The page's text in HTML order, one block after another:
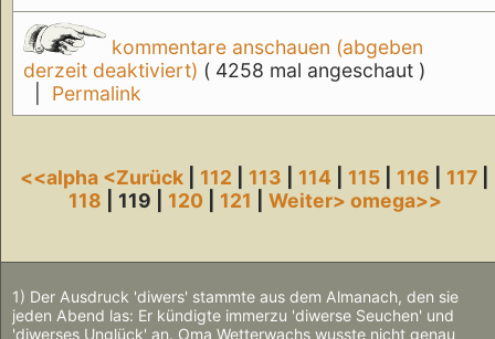
kommentare anschauen (abgeben
derzeit deaktiviert) ( 4258 mal angeschaut )
Permalink
<<alpha <Zurück 112 113 114 115 116 117
118 | 119 | 120| 121 Weiter> omega>>
1) Der Ausdruck 'diwers' stammte aus dem Almanach, den sie
jeden Abend las: Er kündigte immerzu 'diwerse Seuchen' und
'diwerses Unglück' an. Oma Wetterwachs wusste nicht genau